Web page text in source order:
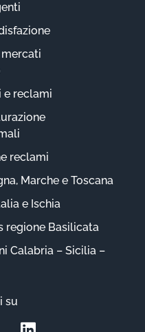
e reclami
reclami
Marche e Toscana
e Ischia
regione Basilicata
Calabria – Sicilia –
su